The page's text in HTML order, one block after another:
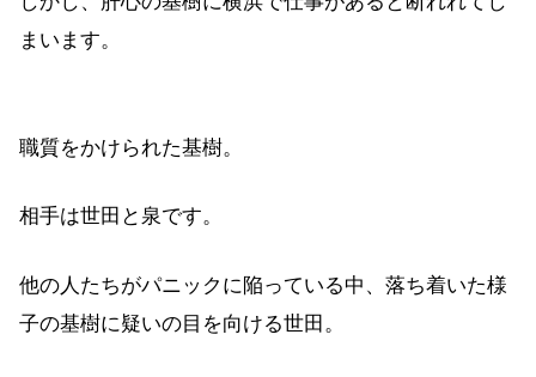
まいます。
職質をかけられた基樹。
相手は世田と泉です。
他の人たちがパニックに陥っている中、落ち着いた様
子の基樹に疑いの目を向ける世田。